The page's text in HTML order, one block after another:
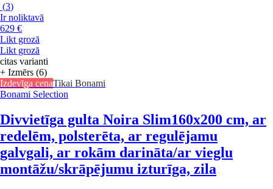
(3)
Ir noliktavā
629 €
Likt grozā
Likt grozā
citas varianti
+ Izmērs (6)
Izdevīga cenaTikai Bonami
Bonami Selection
Divvietīga gulta Noira Slim160x200 cm, ar
redelēm, polsterēta, ar regulējamu
galvgali, ar rokām darināta/ar vieglu
montāžu/skrāpējumu izturīga, zila